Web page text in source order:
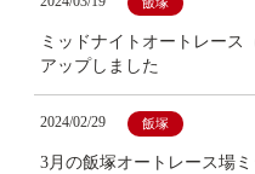
ミッドナイトオートレース
アップしました
2024/02/29 飯塚
3月の飯塚オートレース場